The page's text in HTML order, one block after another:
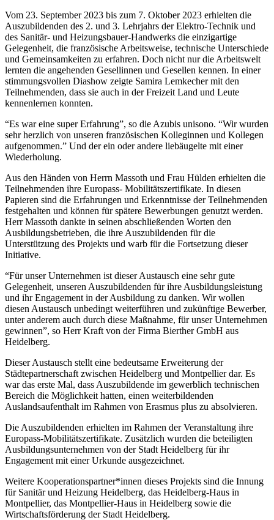
Vom 23. September 2023 bis zum 7. Oktober 2023 erhielten die
Auszubildenden des 2. und 3. Lehrjahrs der Elektro-Technik und
des Sanitär- und Heizungsbauer-Handwerks die einzigartige
Gelegenheit, die französische Arbeitsweise, technische Unterschiede
und Gemeinsamkeiten zu erfahren. Doch nicht nur die Arbeitswelt
lernten die angehenden Gesellinnen und Gesellen kennen. In einer
stimmungsvollen Diashow zeigte Samira Lemkecher mit den
Teilnehmenden, dass sie auch in der Freizeit Land und Leute
kennenlernen konnten.
“Es war eine super Erfahrung”, so die Azubis unisono. “Wir wurden
sehr herzlich von unseren französischen Kolleginnen und Kollegen
aufgenommen.” Und der ein oder andere liebäugelte mit einer
Wiederholung.
Aus den Händen von Herrn Massoth und Frau Hülden erhielten die
Teilnehmenden ihre Europass- Mobilitätszertifikate. In diesen
Papieren sind die Erfahrungen und Erkenntnisse der Teilnehmenden
festgehalten und können für spätere Bewerbungen genutzt werden.
Herr Massoth dankte in seinen abschließenden Worten den
Ausbildungsbetrieben, die ihre Auszubildenden für die
Unterstützung des Projekts und warb für die Fortsetzung dieser
Initiative.
“Für unser Unternehmen ist dieser Austausch eine sehr gute
Gelegenheit, unseren Auszubildenden für ihre Ausbildungsleistung
und ihr Engagement in der Ausbildung zu danken. Wir wollen
diesen Austausch unbedingt weiterführen und zukünftige Bewerber,
unter anderem auch durch diese Maßnahme, für unser Unternehmen
gewinnen”, so Herr Kraft von der Firma Bierther GmbH aus
Heidelberg.
Dieser Austausch stellt eine bedeutsame Erweiterung der
Städtepartnerschaft zwischen Heidelberg und Montpellier dar. Es
war das erste Mal, dass Auszubildende im gewerblich technischen
Bereich die Möglichkeit hatten, einen weiterbildenden
Auslandsaufenthalt im Rahmen von Erasmus plus zu absolvieren.
Die Auszubildenden erhielten im Rahmen der Veranstaltung ihre
Europass-Mobilitätszertifikate. Zusätzlich wurden die beteiligten
Ausbildungsunternehmen von der Stadt Heidelberg für ihr
Engagement mit einer Urkunde ausgezeichnet.
Weitere Kooperationspartner*innen dieses Projekts sind die Innung
für Sanitär und Heizung Heidelberg, das Heidelberg-Haus in
Montpellier, das Montpellier-Haus in Heidelberg sowie die
Wirtschaftsförderung der Stadt Heidelberg.